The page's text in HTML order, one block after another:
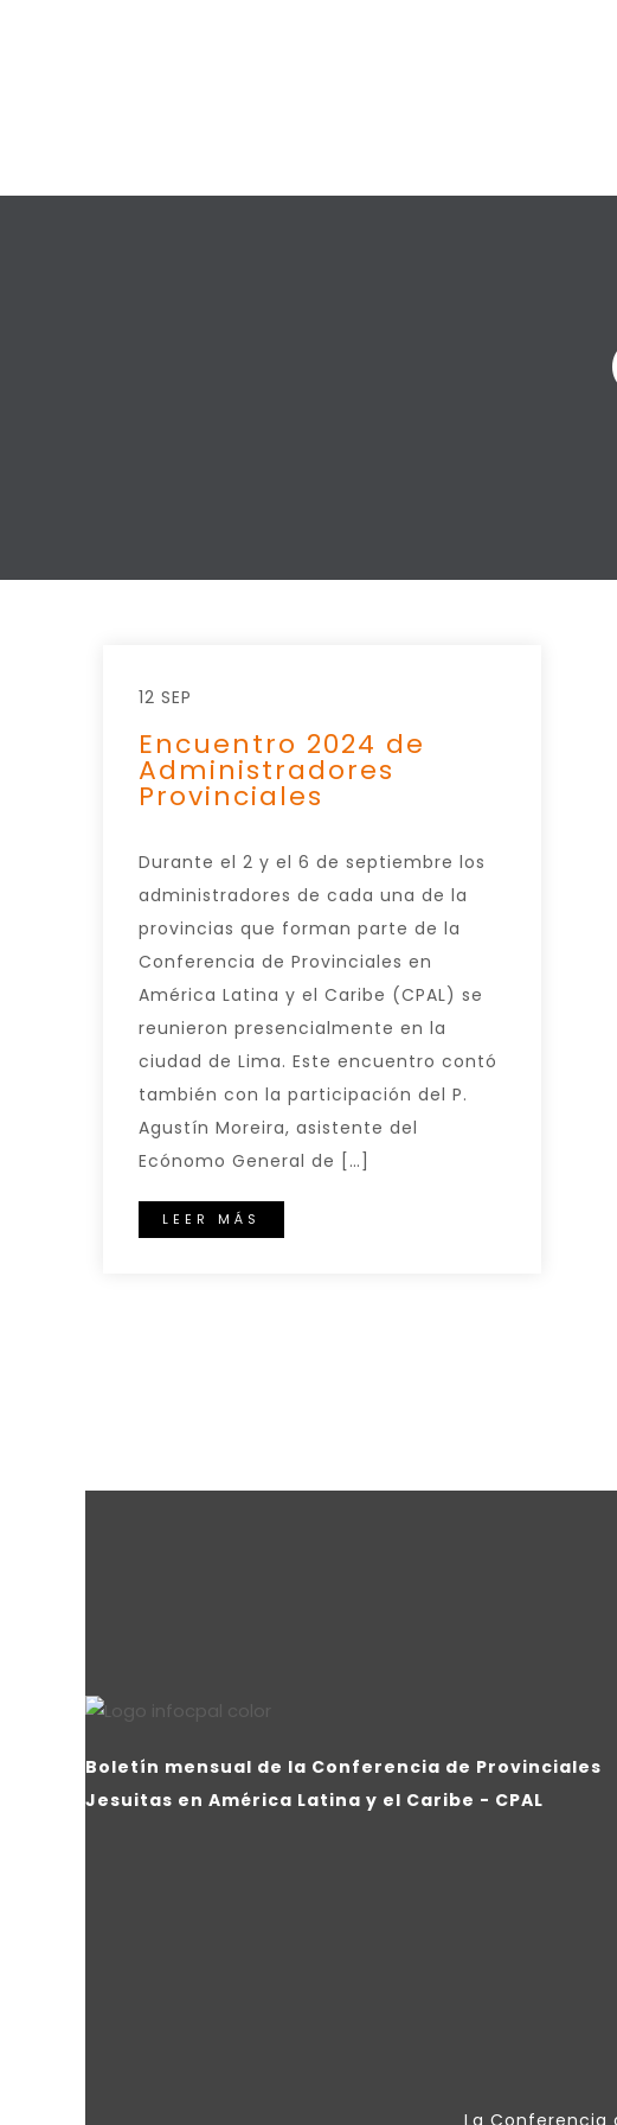
12 SEP
Encuentro 2024 de
Administradores
Provinciales
Durante el 2 y el 6 de septiembre los
administradores de cada una de la
provincias que forman parte de la
Conferencia de Provinciales en
América Latina y el Caribe (CPAL) se
reunieron presencialmente en la
ciudad de Lima. Este encuentro contó
también con la participación del P.
Agustín Moreira, asistente del
Ecónomo General de […]
LEER MÁS
Boletín mensual de la Conferencia de Provinciales
Jesuitas en América Latina y el Caribe - CPAL
La Conferencia